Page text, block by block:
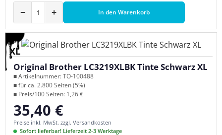
− + In den Warenkorb
XL
Original Brother LC3219XLBK Tinte Schwarz XL
■ Artikelnummer: TO-100488
■ für ca. 2.800 Seiten (5%)
■ Preis/100 Seiten: 1,26 €
Regulärer Preis:
35,40 €
Preise inkl. MwSt. zzgl. Versandkosten
Sofort lieferbar! Lieferzeit 2-3 Werktage